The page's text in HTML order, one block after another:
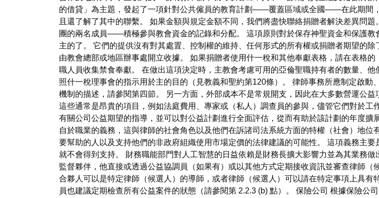
的借貸」為主題，發起了一項針對公共僱員的教育計劃——覆蓋區域或全國——在此期間
且還了解了其中的聯繫。 如果金額與規定金額不同，我們將盡快聯絡捐贈者解決差異
團的兩名成員——積極參與教會資金的記錄和分配。 這項原則對於保存神聖資金和保護
主的了。 它們的提供沒有對其處置、控制權的維持、任何形式的所有權或捐贈者期望的
由教會總部或地區辦事處開立收據。 如果捐贈者使用什一稅和其他奉獻表格，請在表格
職人員收集禁食奉獻。 在做出這項決定時，主教會考慮可用的亞倫聖職持有者的數量、
照什一稅理事會的指示用於主的目的（見教義和聖約第120條）。 律師事務所應制定啟
機制的描述，請參閱第四節。 另一方面，外部成本不是常規開支，因此在大多數營運公
這些通常是昂貴的項目，例如法庭費用、專家或（私人）調查員的參與，儘管它們對於
有關公司公益期望的指導，並可以對公益計劃進行全面評估，從而有助於該計劃的年度擴
自於職業的義務，這與律師的社會角色以及他們在訴諸司法系統方面的特權（社會）地
要幫助的人以及支持他們的非政府組織使用市場定價的法律建議的可能性。 這項義務主
就不會得到支持。 財務職能部門對人工智慧的日益依賴是財務長擴大影響力並為其業務
監督夥伴，他直接或透過公益協調員（如果有）或以其他方式定期接收資訊並審查律師
合夥人可以是特定律師（候選人）的導師，或者律師（候選人）可以請在特定事項上具
員也建議定期檢查所有公益案件的狀態（請參閱第 2.2.3 (b) 點）。 保險公司 根據保險